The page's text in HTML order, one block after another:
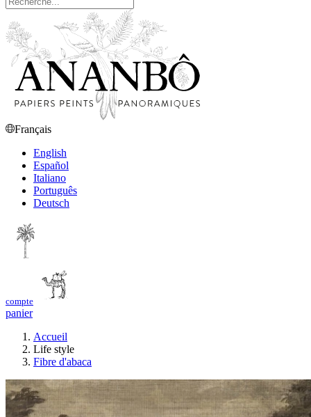
Français
English
Español
Italiano
Português
Deutsch
compte
panier
Accueil
Life style
Fibre d'abaca